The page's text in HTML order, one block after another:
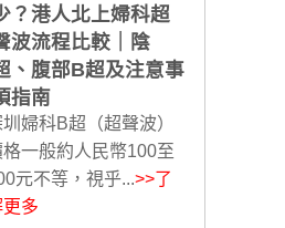
？港人北上婦科超
波流程比較｜陰
、腹部B超及注意事
指南
婦科B超（超聲波）
格一般約人民幣100至
元不等，視乎...>>了
多